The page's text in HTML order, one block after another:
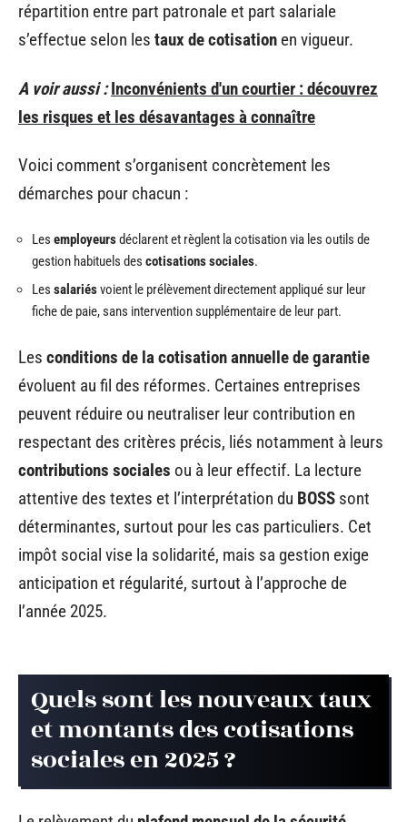
répartition entre part patronale et part salariale
s’effectue selon les taux de cotisation en vigueur.
A voir aussi : Inconvénients d'un courtier : découvrez
les risques et les désavantages à connaître
Voici comment s’organisent concrètement les
démarches pour chacun :
Les employeursdéclarent et règlent la cotisation via les outils de
gestion habituels des cotisations sociales.
Les salariésvoient le prélèvement directement appliqué sur leur
fiche de paie, sans intervention supplémentaire de leur part.
Les conditions de la cotisation annuelle de garantie
évoluent au fil des réformes. Certaines entreprises
peuvent réduire ou neutraliser leur contribution en
respectant des critères précis, liés notamment à leurs
contributions sociales ou à leur effectif. La lecture
attentive des textes et l’interprétation du BOSS sont
déterminantes, surtout pour les cas particuliers. Cet
impôt social vise la solidarité, mais sa gestion exige
anticipation et régularité, surtout à l’approche de
l’année 2025.
Quels sont les nouveaux taux
et montants des cotisations
sociales en 2025 ?